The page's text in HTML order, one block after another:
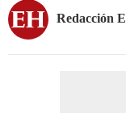
Redacción